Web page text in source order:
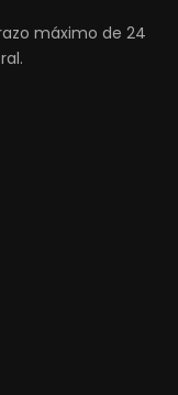
máximo de 24